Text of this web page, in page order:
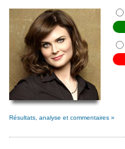
Résultats, analyse et commentaires »